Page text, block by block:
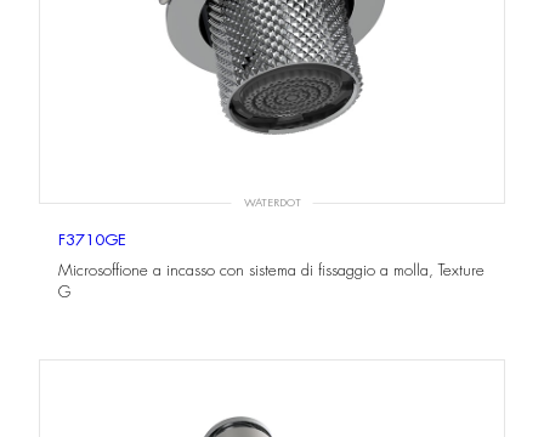
WATERDOT
F3710GE
Microsoffione a incasso con sistema di fissaggio a molla, Texture
G